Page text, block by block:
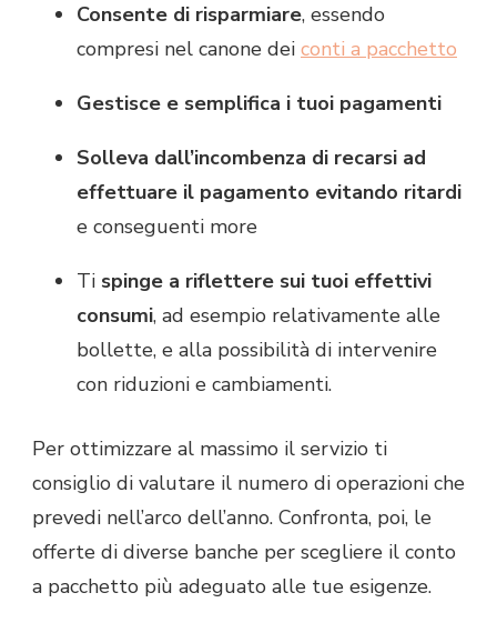
Consente di risparmiare, essendo
compresi nel canone dei conti a pacchetto
Gestisce e semplifica i tuoi pagamenti
Solleva dall’incombenza di recarsi ad
effettuare il pagamento evitando ritardi
e conseguenti more
Ti spinge a riflettere sui tuoi effettivi
consumi, ad esempio relativamente alle
bollette, e alla possibilità di intervenire
con riduzioni e cambiamenti.
Per ottimizzare al massimo il servizio ti
consiglio di valutare il numero di operazioni che
prevedi nell’arco dell’anno. Confronta, poi, le
offerte di diverse banche per scegliere il conto
a pacchetto più adeguato alle tue esigenze.